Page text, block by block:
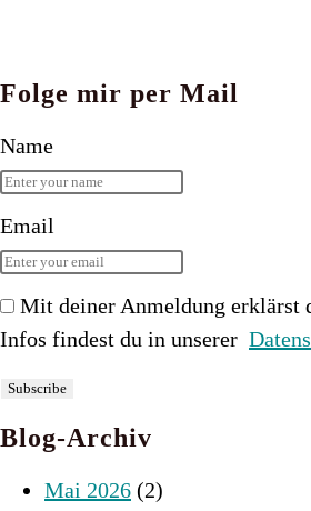
Folge mir per Mail
Name
Email
Mit deiner Anmeldung erklärst
Infos findest du in unserer
Blog-Archiv
Mai 2026 (2)